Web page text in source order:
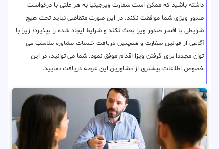
داشته باشید که ممکن است سفارت ویرجینیا به هر علتی با درخواست
صدور ویزای شما موافقت نکند. در این صورت متقاضی نباید تحت هیچ
شرایطی با افسر صدور ویزا بحث نکند و شرایط ایجاد شده را بپذیرد؛ زیرا با
آگاهی از قوانین سفارت و همچنین دریافت خدمات مشاوره مناسب می
توان مجددا برای گرفتن ویزا اقدام موفق نمود. شما می توانید، در این
خصوص اطلاعات بیشتری از مشاورین این عرصه دریافت نمایید.